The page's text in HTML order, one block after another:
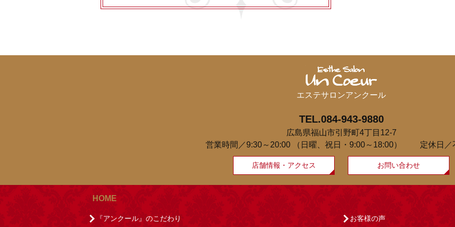
エステサロンアンクール
TEL.084-943-9880
広島県福山市引野町4丁目12-7
営業時間／9:30～20:00
（日曜、祝日・9:00～18:00） 定休日／
店舗情報・アクセス お問い合わせ
HOME
『アンクール』のこだわり お客様の声